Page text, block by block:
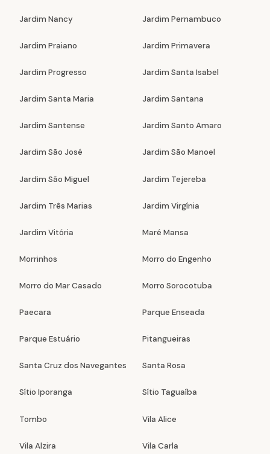
Jardim Nancy Jardim Pernambuco
Jardim Praiano Jardim Primavera
Jardim Progresso Jardim Santa Isabel
Jardim Santa Maria Jardim Santana
Jardim Santense Jardim Santo Amaro
Jardim São José Jardim São Manoel
Jardim São Miguel Jardim Tejereba
Jardim Três Marias Jardim Virgínia
Jardim Vitória Maré Mansa
Morrinhos Morro do Engenho
Morro do Mar Casado Morro Sorocotuba
Paecara Parque Enseada
Parque Estuário Pitangueiras
Santa Cruz dos Navegantes Santa Rosa
Sítio Iporanga Sítio Taguaíba
Tombo Vila Alice
Vila Alzira Vila Carla